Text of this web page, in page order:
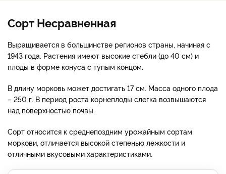
Сорт Несравненная
Выращивается в большинстве регионов страны, начиная с
1943 года. Растения имеют высокие стебли (до 40 см) и
плоды в форме конуса с тупым концом.
В длину морковь может достигать 17 см. Масса одного плода
– 250 г. В период роста корнеплоды слегка возвышаются
над поверхностью почвы.
Сорт относится к среднепоздним урожайным сортам
моркови, отличается высокой степенью лежкости и
отличными вкусовыми характеристиками.